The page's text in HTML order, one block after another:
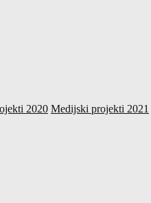
2020 Medijski projekti 2021